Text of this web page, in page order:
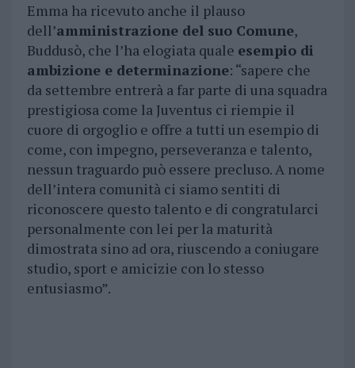
Emma ha ricevuto anche il plauso
dell’amministrazione del suo Comune,
Buddusò, che l’ha elogiata quale esempio di
ambizione e determinazione: “sapere che
da settembre entrerà a far parte di una squadra
prestigiosa come la Juventus ci riempie il
cuore di orgoglio e offre a tutti un esempio di
come, con impegno, perseveranza e talento,
nessun traguardo può essere precluso. A nome
dell’intera comunità ci siamo sentiti di
riconoscere questo talento e di congratularci
personalmente con lei per la maturità
dimostrata sino ad ora, riuscendo a coniugare
studio, sport e amicizie con lo stesso
entusiasmo”.